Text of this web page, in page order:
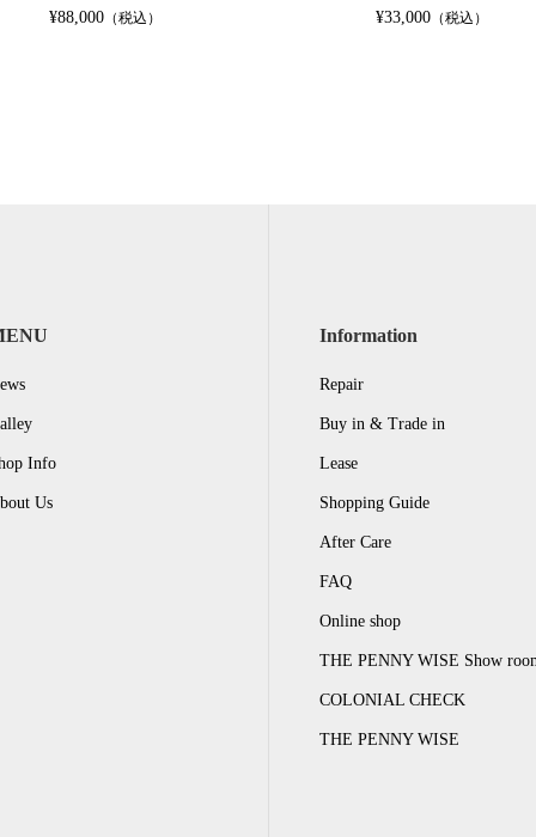
¥88,000 （税込）
¥33,000 （税込）
Info
Us
Information
Repair
Buy in & Trade in
Lease
Shopping Guide
After Care
FAQ
Online shop
THE PENNY WISE Show
COLONIAL CHECK
THE PENNY WISE